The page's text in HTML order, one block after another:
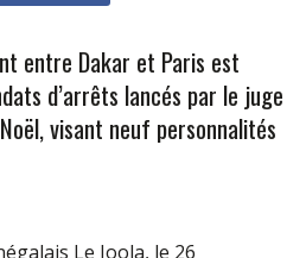
entre Dakar et Paris est
d’arrêts lancés par le juge
visant neuf personnalités
Le Joola, le 26